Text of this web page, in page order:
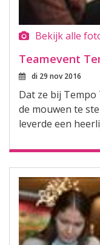
Bekijk alle
Teamevent
di 29 nov 2016
Dat ze bij
de mouwen te
leverde een